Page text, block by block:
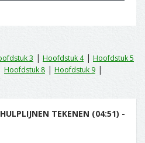
3 | Hoofdstuk 4| Hoofdstuk 5
Hoofdstuk 8 | Hoofdstuk 9 |
TEKENEN (04:51) -